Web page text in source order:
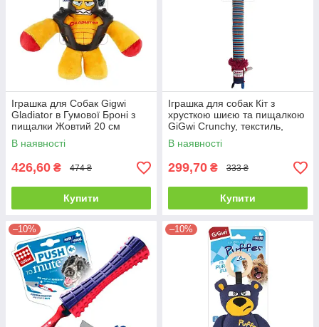
Іграшка для Собак Gigwi
Gladiator в Гумової Броні з
пищалки Жовтий 20 см
В наявності
426,60 ₴ 474 ₴
Купити
Іграшка для собак Кіт з
хрусткою шиєю та пищалкою
GiGwi Crunchy, текстиль,
пластик, 28 см
В наявності
299,70 ₴ 333 ₴
Купити
–10% –10%